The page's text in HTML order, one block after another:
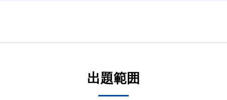
出題範囲